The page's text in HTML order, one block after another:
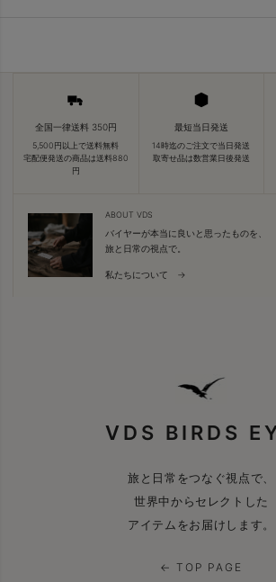
全国一律送料 350円
5,500円以上で送料無料
宅配便発送の商品は送料880
円
最短当日発送
14時迄のご注文で当日発送
取寄せ品は数営業日後発送
ABOUT VDS
バイヤーが本当に良いと思ったものを、
旅と日常の視点で。
私たちについて →
VDS BIRDS
旅と日常をつなぐ視点で、
世界中からセレクトした
アイテムをお届けします。
← TOP PAGE